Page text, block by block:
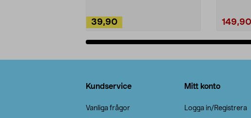
39,90 149,90
Kundservice
Vanliga frågor
Mitt konto
Logga in/Registrera